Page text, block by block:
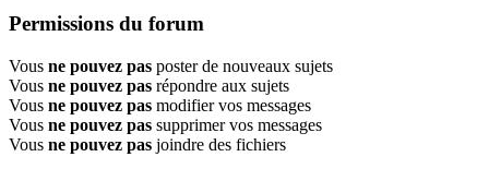
Permissions du forum
Vous ne pouvez pas poster de nouveaux sujets
Vous ne pouvez pas répondre aux sujets
Vous ne pouvez pas modifier vos messages
Vous ne pouvez pas supprimer vos messages
Vous ne pouvez pas joindre des fichiers